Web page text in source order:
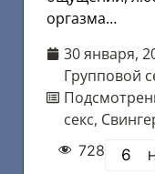
оргазма…
30 января,
Групповой
секс,
728 6